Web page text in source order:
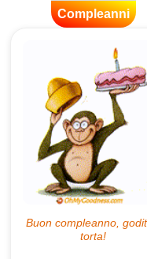
Compleanni